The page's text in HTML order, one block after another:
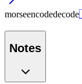
morseencodedecode
Notes